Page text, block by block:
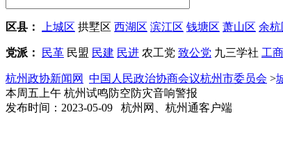
区县： 上城区 拱墅区 西湖区 滨江区 钱塘区 萧山区 余杭
党派： 民革 民盟 民建 民进 农工党 致公党 九三学社 工
杭州政协新闻网 中国人民政治协商会议杭州市委员会 >
本周五上午 杭州试鸣防空防灾音响警报
发布时间：2023-05-09 杭州网、杭州通客户端